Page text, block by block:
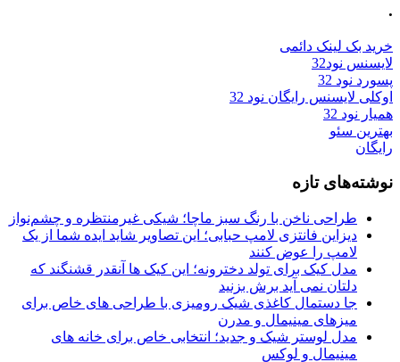
.
خرید بک لینک دائمی
لایسنس نود32
پسورد نود 32
اوکلی لایسنس رایگان نود 32
همیار نود 32
بهترین سئو
رایگان
نوشته‌های تازه
طراحی ناخن با رنگ سبز ماچا؛ شیکی غیرمنتظره و چشم‌نواز
دیزاین فانتزی لامپ حبابی؛ این تصاویر شاید ایده شما از یک
لامپ را عوض کنند
مدل کیک برای تولد دخترونه؛ این کیک ها آنقدر قشنگند که
دلتان نمی آید برش بزنید
جا دستمال کاغذی شیک رومیزی با طراحی های خاص برای
میزهای مینیمال و مدرن
مدل لوستر شیک و جدید؛ انتخابی خاص برای خانه های
مینیمال و لوکس